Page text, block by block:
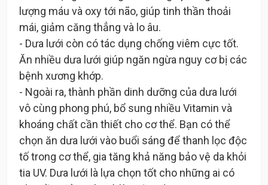
lượng máu và oxy tới não, giúp tinh thần thoải
mái, giảm căng thẳng và lo âu.
- Dưa lưới còn có tác dụng chống viêm cực tốt.
Ăn nhiều dưa lưới giúp ngăn ngừa nguy cơ bị các
bệnh xương khớp.
- Ngoài ra, thành phần dinh dưỡng của dưa lưới
vô cùng phong phú, bổ sung nhiều Vitamin và
khoáng chất cần thiết cho cơ thể. Bạn có thể
chọn ăn dưa lưới vào buổi sáng để thanh lọc độc
tố trong cơ thể, gia tăng khả năng bảo vệ da khỏi
tia UV. Dưa lưới là lựa chọn tốt cho những ai có